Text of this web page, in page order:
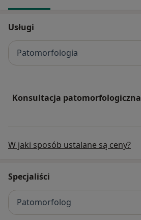
Usługi
Patomorfologia
Konsultacja patomorfologiczna
W jaki sposób ustalane są ceny?
Specjaliści
Patomorfolog